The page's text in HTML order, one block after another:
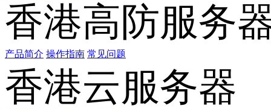
香港高防服务
产品简介 操作指南 常见问题
香港云服务器